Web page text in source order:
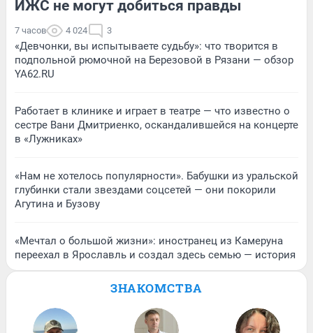
ИЖС не могут добиться правды
7 часов 4 024 3
«Девчонки, вы испытываете судьбу»: что творится в
подпольной рюмочной на Березовой в Рязани — обзор
YA62.RU
Работает в клинике и играет в театре — что известно о
сестре Вани Дмитриенко, оскандалившейся на концерте
в «Лужниках»
«Нам не хотелось популярности». Бабушки из уральской
глубинки стали звездами соцсетей — они покорили
Агутина и Бузову
«Мечтал о большой жизни»: иностранец из Камеруна
переехал в Ярославль и создал здесь семью — история
ЗНАКОМСТВА